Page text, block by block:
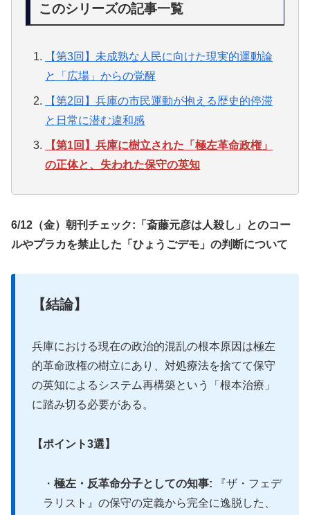
このシリーズの記事一覧
【第3回】未成熟な人民に向けた現実的運動論
と「広場」からの覚醒
【第2回】兵庫の市民運動が抱える歴史的停滞
と日常に潜む違和感
【第1回】兵庫に樹立された「極左革命政権」
の正体と、失われた保守の英知
6/12（金）朝刊チェック:「斎藤元彦は人殺し」とのコー
ルやプラカを禁止した「ひょうごデモ」の判断について
【結論】
兵庫における現在の政治的混乱の根本原因は極左
的革命政権の樹立にあり、対処療法を捨てて保守
の英知によるシステム再構築という「根本治療」
に踏み切る必要がある。
【ポイント3選】
・ 極左・反革命分子としての知事: 『ザ・フェデ
ラリスト』の保守の定義から完全に逸脱した、